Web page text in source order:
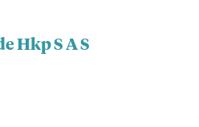
Hkp S A S